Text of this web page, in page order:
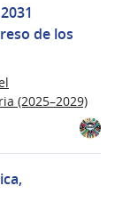
de los
(2025–2029)